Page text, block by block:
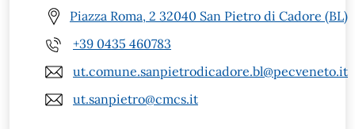
Piazza Roma, 2 32040 San Pietro di Cadore (BL)
+39 0435 460783
ut.comune.sanpietrodicadore.bl@pecveneto.it
ut.sanpietro@cmcs.it